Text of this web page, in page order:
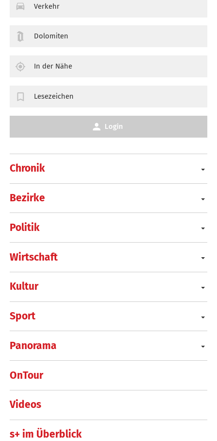
Chronik
Bezirke
Politik
Wirtschaft
Kultur
Sport
Panorama
OnTour
Videos
s+ im Überblick
Verkehr
Dolomiten
In der Nähe
Lesezeichen
Login